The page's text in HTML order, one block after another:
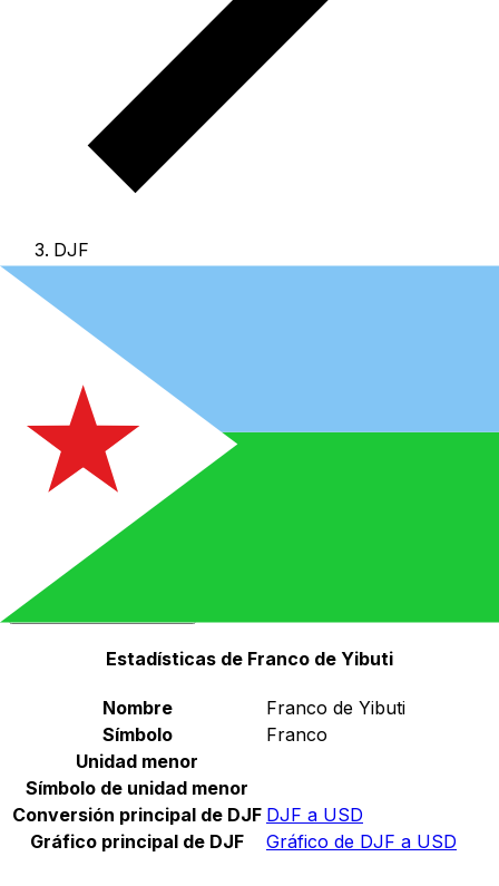
DJF
El Franco de Yibuti es la moneda de Yibuti.
clasificaciones de divisas muestran que el tipo de cambio
más popular de Franco de Yibuti es el tipo de cambio de
DJF a USD.
El código de la divisa de Francos es DJF
el símbolo de la divisa es Fdj.A continuación, encontrará
tipos de cambio de Franco de Yibuti y un conversor de
divisas.
Seleccione una divisa
DJF
Estadísticas de Franco de Yibuti
Nombre
Franco de Yibuti
Símbolo
Franco
Unidad menor
Símbolo de unidad menor
Conversión principal de DJF DJF a USD
Gráfico principal de DJF
Gráfico de DJF a USD